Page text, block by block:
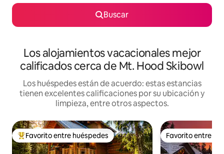
Buscar
Los alojamientos vacacionales mejor
calificados cerca de Mt. Hood Skibowl
Los huéspedes están de acuerdo: estas estancias
tienen excelentes calificaciones por su ubicación y
limpieza, entre otros aspectos.
De los mejores en Favorito entre huéspedes
Favorito entre huéspedes Favorito entre
Favorito entre